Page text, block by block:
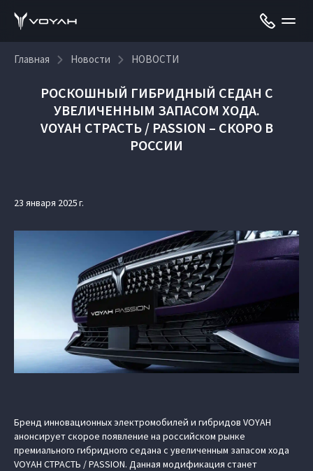
Главная Новости НОВОСТИ
РОСКОШНЫЙ ГИБРИДНЫЙ СЕДАН С
УВЕЛИЧЕННЫМ ЗАПАСОМ ХОДА.
VOYAH СТРАСТЬ / PASSION – СКОРО В
РОССИИ
23 января 2025 г.
Бренд инновационных электромобилей и гибридов VOYAH
анонсирует скорое появление на российском рынке
премиального гибридного седана с увеличенным запасом хода
VOYAH СТРАСТЬ / PASSION. Данная модификация станет